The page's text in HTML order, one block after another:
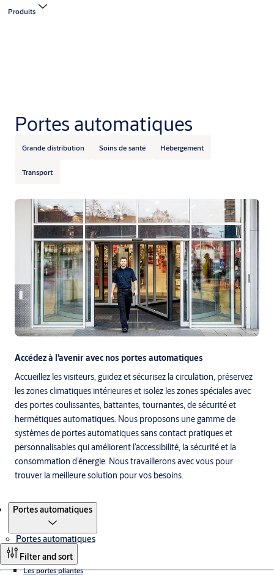
Produits
Portes automatiques
Grande distribution Soins de santé Hébergement
Transport
Accédez à l’avenir avec nos portes automatiques
Accueillez les visiteurs, guidez et sécurisez la circulation, préservez
les zones climatiques intérieures et isolez les zones spéciales avec
des portes coulissantes, battantes, tournantes, de sécurité et
hermétiques automatiques. Nous proposons une gamme de
systèmes de portes automatiques sans contact pratiques et
personnalisables qui améliorent l’accessibilité, la sécurité et la
consommation d’énergie. Nous travaillerons avec vous pour
trouver la meilleure solution pour vos besoins.
Portes automatiques
Portes automatiques
Les portes pliantes
Filter and sort